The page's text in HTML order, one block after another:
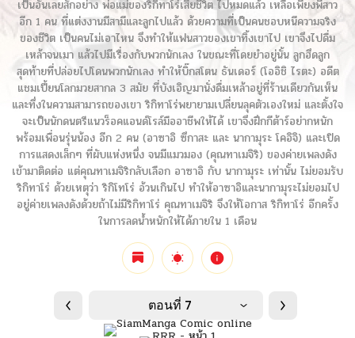
เป็นอันเลยสักอย่าง พ่อแม่ของริกิทาโร่เสียชีวิต ไปหมดแล้ว เหลือเพียงพี่สาว
อีก 1 คน ที่แต่งงานมีสามีและลูกไปแล้ว ด้วยความที่เป็นคนชอบหนีความจริง
ของชีวิต เป็นคนไม่เอาไหน จึงทำให้แฟนสาวของเขาทิ้งเขาไป เขาจึงไปดื่ม
เหล้าจนเมา แล้วไปมีเรื่องกับพวกนักเลง ในขณะที่โดยยำอยู่นั้น ลูกฮึดลูก
สุดท้ายที่ปล่อยไปโดนพวกนักเลง ทำให้บิ๊กสโตน ธันเดอร์ (โออิชิ ไรตะ) อดีต
แชมเปี้ยนโลกมวยสากล 3 สมัย ที่บังเอิญมานั่งดื่มเหล้าอยู่ที่ร้านเดียวกันเห็น
และทึ่งในความสามารถของเขา ริกิทาโร่พยายามเปลี่ยนลุคตัวเองใหม่ และตั้งใจ
จะเป็นนักดนตรีแนวร็อคแอนด์โรล์มืออาชีพให้ได้ เขาจึงฝึกกีต้าร์อย่ากหนัก
พร้อมเพื่อนรุ่นน้อง อีก 2 คน (อาซาอิ ซึกาสะ และ นากามุระ โคอิจิ) และเปิด
การแสดงเล็กๆ ที่ผับแห่งหนึ่ง จนมีแมวมอง (คุณทาเมจิริ) ของค่ายเพลงดัง
เข้ามาติดต่อ แต่คุณทาเมจิริกลับเลือก อาซาอิ กับ นากามุระ เท่านั้น ไม่ยอมรับ
ริกิทาโร่ ด้วยเหตุว่า ริกิโทโร่ อ้วนเกินไป ทำให้อาซาอิและนากามุระไม่ยอมไป
อยู่ค่ายเพลงดังด้วยถ้าไม่มีริกิทาโร่ คุณทาเมจิริ จึงให้โอกาส ริกิทาโร่ อีกครั้ง
ในการลดน้ำหนักให้ได้ภายใน 1 เดือน
ตอนที่ 7